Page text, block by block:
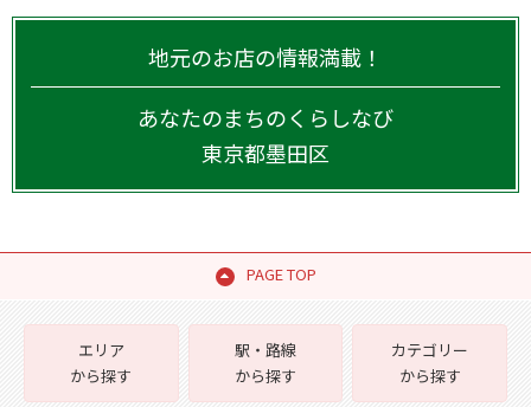
地元のお店の情報満載！
あなたのまちのくらしなび
東京都墨田区
PAGE TOP
エリア
から探す
駅・路線
から探す
カテゴリー
から探す